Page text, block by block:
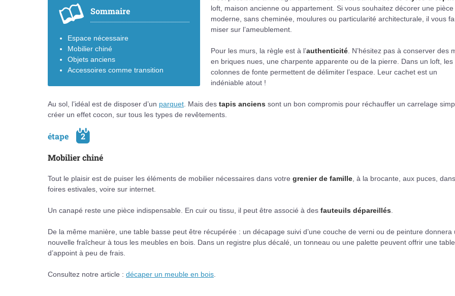
Sommaire
Espace nécessaire
Mobilier chiné
Objets anciens
Accessoires comme transition
loft, maison ancienne ou appartement. Si vous souhaitez décorer une pièce
moderne, sans cheminée, moulures ou particularité architecturale, il vous
miser sur l’ameublement.
Pour les murs, la règle est à l’authenticité . N’hésitez pas à conserver des
en briques nues, une charpente apparente ou de la pierre. Dans un loft, les
colonnes de fonte permettent de délimiter l’espace. Leur cachet est un
indéniable atout !
Au sol, l’idéal est de disposer d’un parquet . Mais des tapis anciens sont un bon compromis pour réchauffer un carrelage
créer un effet cocon, sur tous les types de revêtements.
étape
2
Mobilier chiné
Tout le plaisir est de puiser les éléments de mobilier nécessaires dans votre grenier de famille , à la brocante, aux puces,
foires estivales, voire sur internet.
Un canapé reste une pièce indispensable. En cuir ou tissu, il peut être associé à des fauteuils dépareillés
De la même manière, une table basse peut être récupérée : un décapage suivi d’une couche de verni ou de peinture donnera
nouvelle fraîcheur à tous les meubles en bois. Dans un registre plus décalé, un tonneau ou une palette peuvent offrir une table
d’appoint à peu de frais.
Consultez notre article : décaper un meuble en bois